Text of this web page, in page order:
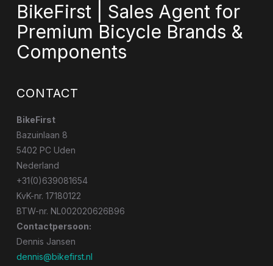
BikeFirst | Sales Agent for
Premium Bicycle Brands &
Components
CONTACT
BikeFirst
Bazuinlaan 8
5402 PC Uden
Nederland
+31(0)639081654
KvK-nr. 17180122
BTW-nr. NL002020626B96
Contactpersoon:
Dennis Jansen
dennis@bikefirst.nl